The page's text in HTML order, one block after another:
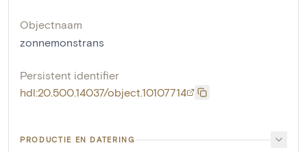
Objectnaam
zonnemonstrans
Persistent identifier
hdl:20.500.14037/object.10107714
PRODUCTIE EN DATERING